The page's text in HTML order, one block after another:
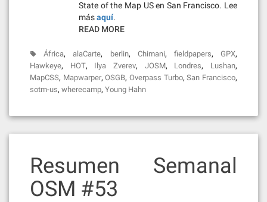
State of the Map US en San Francisco. Lee
másaquí.
READ MORE
África,alaCarte, berlin, Chimani, fieldpapers,GPX,
Hawkeye, HOT, Ilya Zverev, JOSM, Londres, Lushan,
MapCSS, Mapwarper,OSGB,Overpass Turbo,San Francisco,
sotm-us, wherecamp, Young Hahn
Resumen Semanal
OSM #53